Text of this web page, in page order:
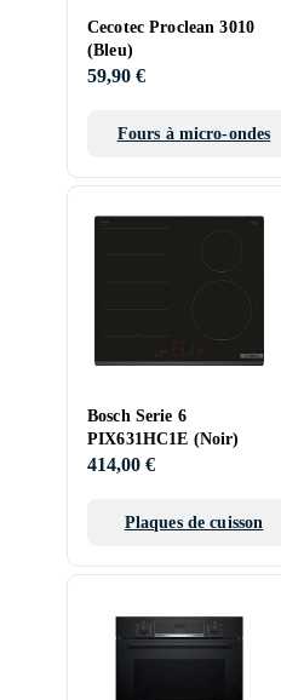
Cecotec Proclean 3010
(Bleu)
59,90 €
Fours à micro-ondes
Bosch Serie 6
PIX631HC1E (Noir)
414,00 €
Plaques de cuisson